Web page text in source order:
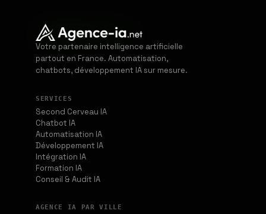
Votre partenaire intelligence artificielle
partout en France. Automatisation,
chatbots, développement IA sur mesure.
SERVICES
Second Cerveau IA
Chatbot IA
Automatisation IA
Développement IA
Intégration IA
Formation IA
Conseil & Audit IA
AGENCE IA PAR VILLE